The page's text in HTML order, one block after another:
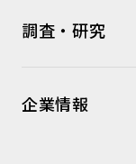
調査・研究
企業情報